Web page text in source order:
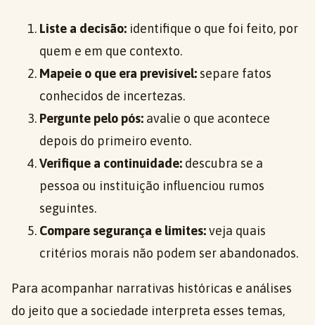
Liste a decisão: identifique o que foi feito, por
quem e em que contexto.
Mapeie o que era previsível: separe fatos
conhecidos de incertezas.
Pergunte pelo pós: avalie o que acontece
depois do primeiro evento.
Verifique a continuidade: descubra se a
pessoa ou instituição influenciou rumos
seguintes.
Compare segurança e limites:veja quais
critérios morais não podem ser abandonados.
Para acompanhar narrativas históricas e análises
do jeito que a sociedade interpreta esses temas,